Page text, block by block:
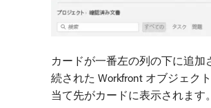
カードが一番左の列の下に追加
続された Workfront オブジェク
当て先がカードに表示されます。